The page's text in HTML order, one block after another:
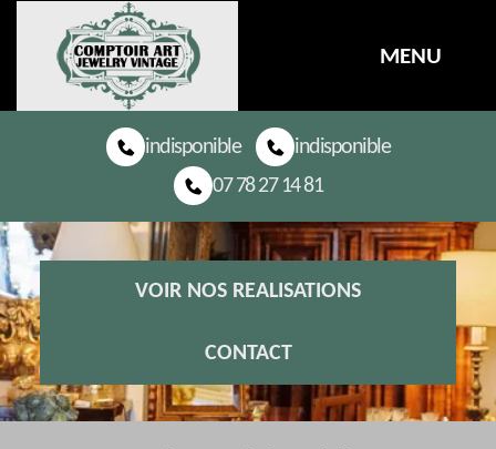
MENU
indisponible
indisponible
07 78 27 14 81
VOIR NOS REALISATIONS
CONTACT